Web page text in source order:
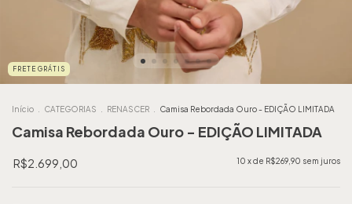
FRETE GRÁTIS
Início CATEGORIAS RENASCER Camisa Rebordada Ouro - EDIÇÃO LIMITADA
Camisa Rebordada Ouro - EDIÇÃO LIMITADA
R$2.699,00 10 x de R$269,90 sem juros